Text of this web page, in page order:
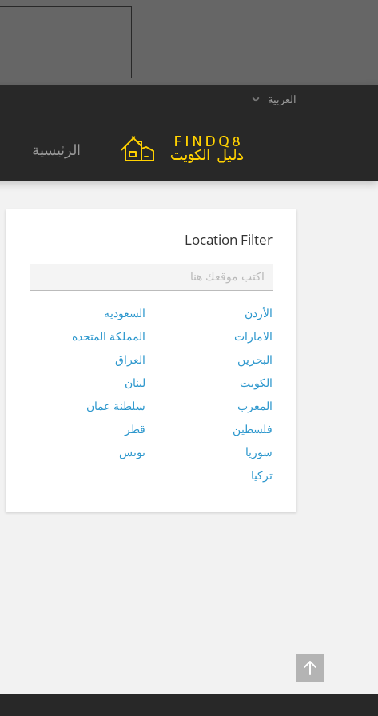
العربية
الرئيسية
Location Filter
الأردن
السعوديه
الامارات
المملكة المتحده
البحرين
العراق
الكويت
لبنان
المغرب
سلطنة عمان
فلسطين
قطر
سوريا
تونس
تركيا